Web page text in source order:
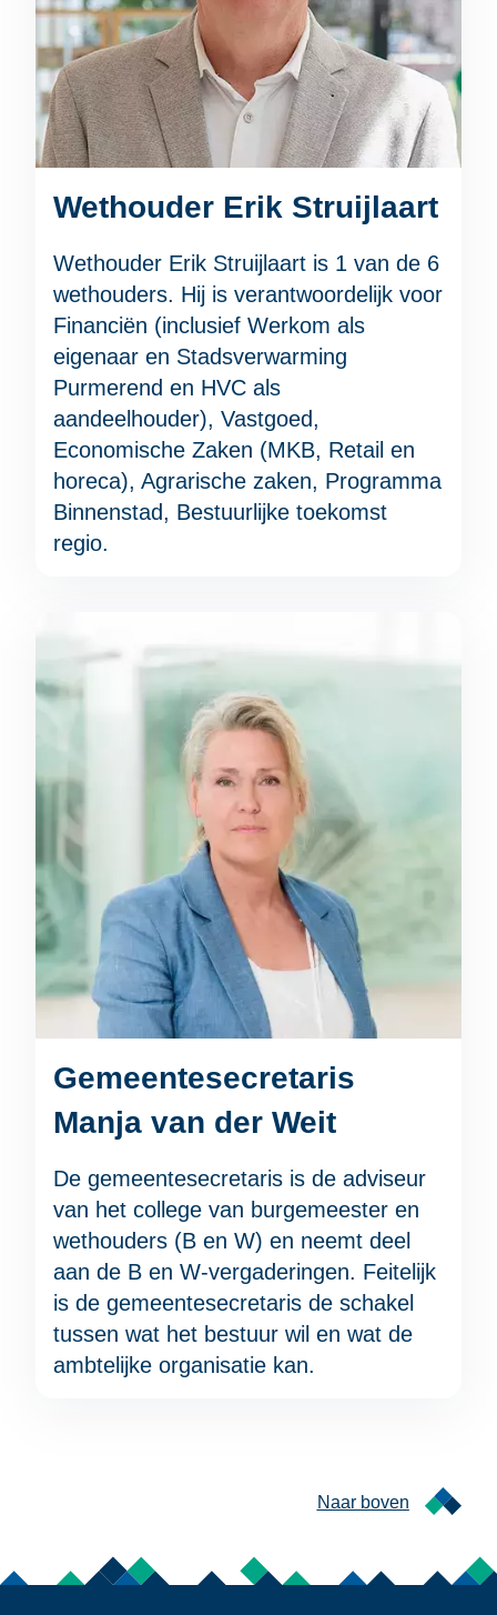
Wethouder Erik Struijlaart
Wethouder Erik Struijlaart is 1 van de 6
wethouders. Hij is verantwoordelijk voor
Financiën (inclusief Werkom als
eigenaar en Stadsverwarming
Purmerend en HVC als
aandeelhouder), Vastgoed,
Economische Zaken (MKB, Retail en
horeca), Agrarische zaken, Programma
Binnenstad, Bestuurlijke toekomst
regio.
Gemeentesecretaris
Manja van der Weit
De gemeentesecretaris is de adviseur
van het college van burgemeester en
wethouders (B en W) en neemt deel
aan de B en W-vergaderingen. Feitelijk
is de gemeentesecretaris de schakel
tussen wat het bestuur wil en wat de
ambtelijke organisatie kan.
Naar boven